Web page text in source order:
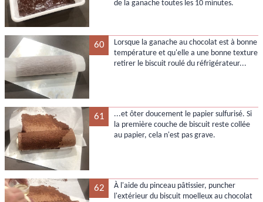
de la ganache toutes les 10 minutes.
60
Lorsque la ganache au chocolat est à bonne
température et qu'elle a une bonne texture
retirer le biscuit roulé du réfrigérateur...
61
...et ôter doucement le papier sulfurisé. Si
la première couche de biscuit reste collée
au papier, cela n'est pas grave.
62
À l'aide du pinceau pâtissier, puncher
l'extérieur du biscuit moelleux au chocolat